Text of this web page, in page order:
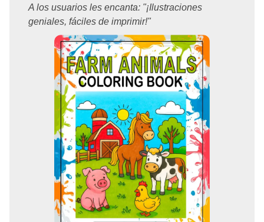
A los usuarios les encanta: "¡Ilustraciones
geniales, fáciles de imprimir!"